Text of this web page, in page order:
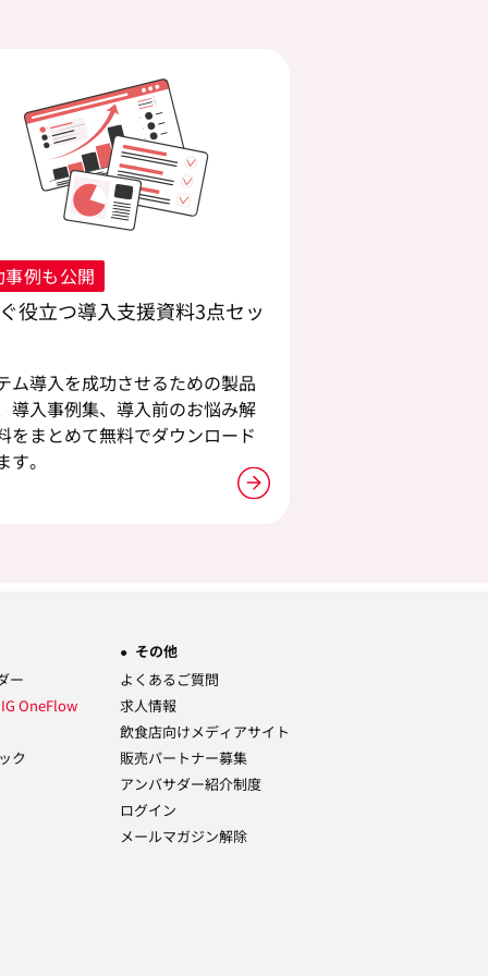
事例も公開
役立つ導入支援資料3点セッ
ム導入を成功させるための製品
導入事例集、導入前のお悩み解
をまとめて無料でダウンロード
す。
ー
IG OneFlow
ク
その他
よくあるご質問
求人情報
飲食店向けメディアサイト
販売パートナー募集
アンバサダー紹介制度
ログイン
メールマガジン解除